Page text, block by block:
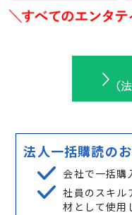
法人一括購読の
会社で一括購
社員のスキル
材として使用